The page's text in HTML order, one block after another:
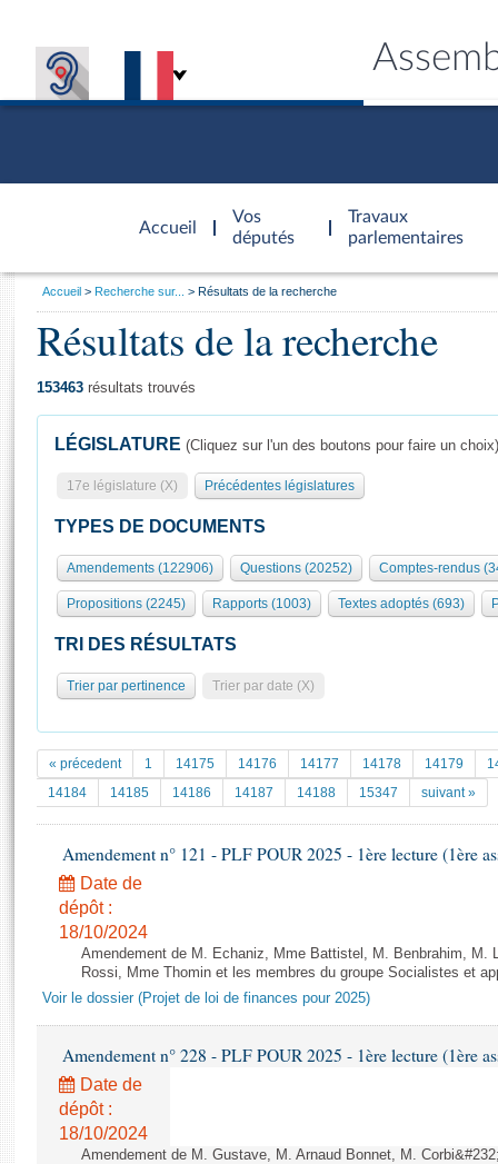
Accueil
d'accueil
Vos
députés
Travaux
parlementaires
Présidence
577 députés
Groupes politiques
Séance publique
Commissions et autres organes
Europe et International
Pétitions
Documents parlementaires
Projets de loi
Propositions de loi
Amendements
Textes adoptés
Rapports d'information
Rapports d'enquête
Rapports législatifs
Rapports sur l'application des lois
Baromètre de l’application des lois
Dossiers législatifs
Général
Rôle et pouvoirs de l'Assemblée
Organisation de l'Assemblée
Présidence Conférence des Présidents Bureau Collège des
Statistiques et chiffres clés
Documents de référence
( Constitution | Règlement de l'Assemblée ... )
Histoire
Juniors
Anciennes législatures
Liens vers les sites publics
Visiter l'Assemblée
Visite virtuelle du palais Bourbon
Assister à une séance
La Bibliothèque
Les archives
Photos libres de droit
Vous
Accueil Recherche sur... Résultats de la recherche
Résultats de la recherche
153463 résultats trouvés
LÉGISLATURE (Cliquez sur l'un des boutons pour faire un choix)
17e législature (X) Précédentes législatures
TYPES DE DOCUMENTS
Amendements (122906) Questions (20252) Comptes-rendus
Propositions (2245) Rapports (1003) Textes adoptés (693)
TRI DES RÉSULTATS
Trier par pertinence Trier par date (X)
« précedent 1 14175 14176 14177 14178 14179
14184
14185 14186 14187 14188 15347 suivant »
Amendement n° 121 - PLF POUR 2025 - 1ère lecture (1ère
Date de
dépôt :
18/10/2024
Amendement de M. Echaniz, Mme Battistel, M. Benbrahim, M.
Rossi, Mme Thomin et les membres du groupe Socialistes et
Voir le dossier (Projet de loi de finances pour 2025)
Amendement n° 228 - PLF POUR 2025 - 1ère lecture (1ère
Date de
dépôt :
18/10/2024
Amendement de M. Gustave, M. Arnaud Bonnet, M.